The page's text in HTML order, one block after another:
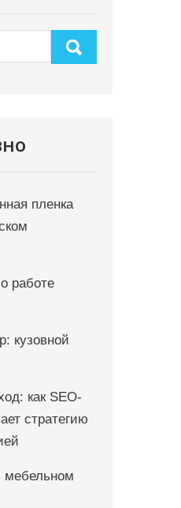
пленка
работе
кузовной
как SEO-
стратегию
мебельном